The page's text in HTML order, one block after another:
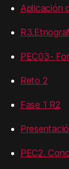
Aplicación
PEC03-
Reto 2
Fase 1 R2
PEC2.